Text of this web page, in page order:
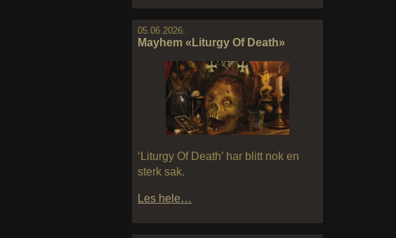
05.06.2026:
Mayhem «Liturgy Of Death»
‘Liturgy Of Death’ har blitt nok en
sterk sak.
Les hele…